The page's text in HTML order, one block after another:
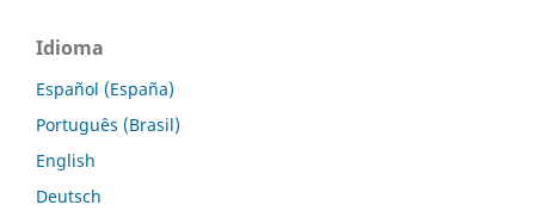
Idioma
Español (España)
Português (Brasil)
English
Deutsch